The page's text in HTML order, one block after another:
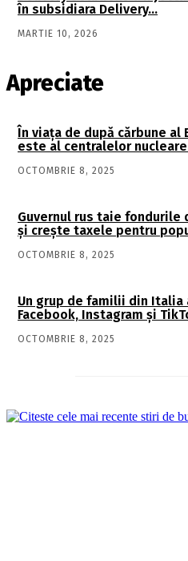
în subsidiara Delivery…
MARTIE 10, 2026
Apreciate
În viaţa de după cărbune
este al centralelor
OCTOMBRIE 8, 2025
Guvernul rus taie
și crește taxele pentru
OCTOMBRIE 8, 2025
Un grup de familii din Italia
Facebook, Instagram și
OCTOMBRIE 8, 2025